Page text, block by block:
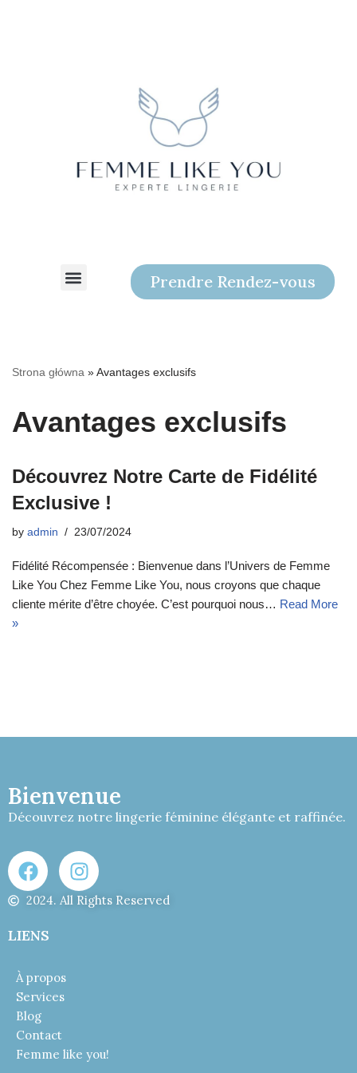
Prendre Rendez-vous
Strona główna »Avantages exclusifs
Avantages exclusifs
Découvrez Notre Carte de Fidélité
Exclusive !
by admin 23/07/2024
Fidélité Récompensée : Bienvenue dans l’Univers de Femme
Like You Chez Femme Like You, nous croyons que chaque
cliente mérite d’être choyée. C’est pourquoi nous… Read More
»
Bienvenue
Découvrez notre lingerie féminine élégante et raffinée.
2024. All Rights Reserved
LIENS
À propos
Services
Blog
Contact
Femme like you!